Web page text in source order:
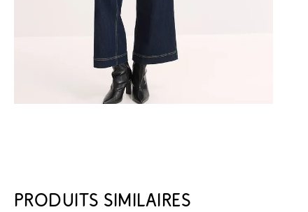
PRODUITS SIMILAIRES